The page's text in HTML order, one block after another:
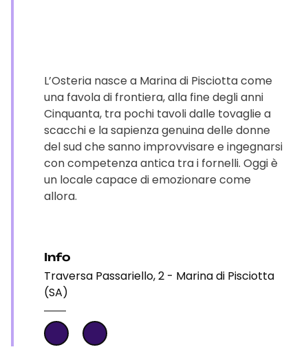
L’Osteria nasce a Marina di Pisciotta come
una favola di frontiera, alla fine degli anni
Cinquanta, tra pochi tavoli dalle tovaglie a
scacchi e la sapienza genuina delle donne
del sud che sanno improvvisare e ingegnarsi
con competenza antica tra i fornelli. Oggi è
un locale capace di emozionare come
allora.
Info
Traversa Passariello, 2 - Marina di Pisciotta
(SA)